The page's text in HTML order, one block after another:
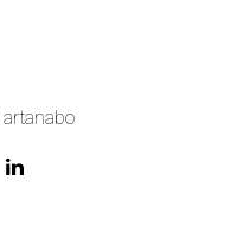
artanabo